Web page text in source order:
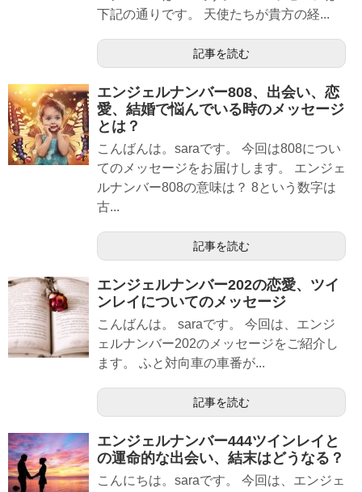
下記の通りです。 天使たちが貴方の経...
記事を読む
エンジェルナンバー808、出会い、恋
愛、結婚で悩んでいる時のメッセージ
とは？
こんばんは。saraです。 今回は808につい
てのメッセージをお届けします。 エンジェ
ルナンバー808の意味は？ 8という数字は
古...
記事を読む
エンジェルナンバー202の恋愛、ツイ
ンレイについてのメッセージ
こんばんは。 saraです。 今回は、エンジ
ェルナンバー202のメッセージをご紹介し
ます。 ふと対向車の車番が...
記事を読む
エンジェルナンバー444ツインレイと
の運命的な出会い、結末はどうなる？
こんにちは。saraです。 今回は、エンジェ